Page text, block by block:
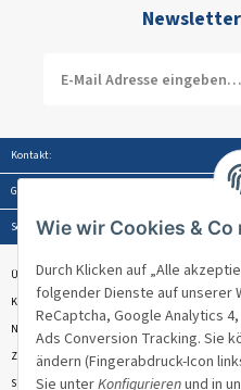
Kontakt:
Gesetzliche Informationen:
Service:
Über Venandi
Kontakt & Beratung
Newsletter
Zahlungsmöglichkeiten
Sitemap
Wie wir Cookies & Co
Durch Klicken auf „Alle
folgender Dienste auf unserer
ReCaptcha, Google Analytics
Ads Conversion Tracking. Sie
ändern (Fingerabdruck-Icon
Sie unterKonfigurierenund in